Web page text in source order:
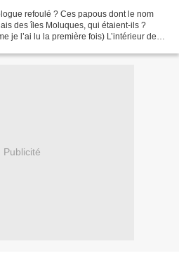
refoulé ? Ces papous dont le nom
des îles Moluques, qui étaient-ils ?
je l’ai lu la première fois) L’intérieur de
Publicité